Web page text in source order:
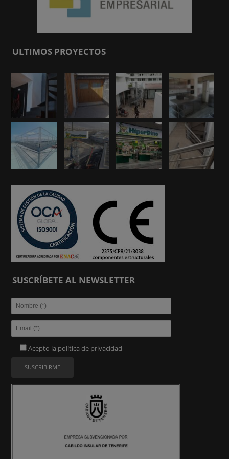
ULTIMOS PROYECTOS
SUSCRÍBETE AL NEWSLETTER
Acepto la política de privacidad